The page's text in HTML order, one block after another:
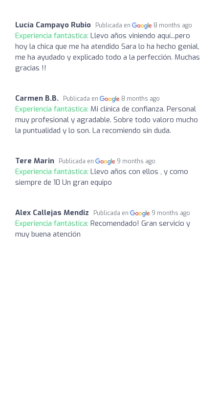
Lucía Campayo Rubio Publicada en 8 months ago
Experiencia fantástica: Llevo años viniendo aquí...pero
hoy la chica que me ha atendido Sara lo ha hecho genial,
me ha ayudado y explicado todo a la perfección. Muchas
gracias !!
Carmen B.B. Publicada en 8 months ago
Experiencia fantástica: Mi clínica de confianza. Personal
muy profesional y agradable. Sobre todo valoro mucho
la puntualidad y lo son. La recomiendo sin duda.
Tere Marin Publicada en 9 months ago
Experiencia fantástica: Llevo años con ellos , y como
siempre de 10 Un gran equipo
Alex Callejas Mendiz Publicada en 9 months ago
Experiencia fantástica: Recomendado! Gran servicio y
muy buena atención